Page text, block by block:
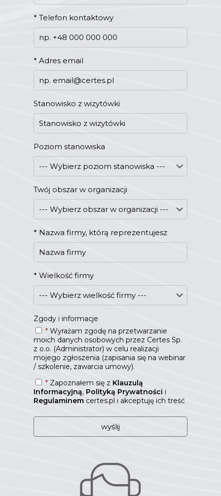
* Telefon kontaktowy
* Adres email
Stanowisko z wizytówki
Poziom stanowiska
Twój obszar w organizacji
* Nazwa firmy, którą reprezentujesz
* Wielkość firmy
Zgody i informacje
* Wyrażam zgodę na przetwarzanie
moich danych osobowych przez Certes Sp.
z o.o. (Administrator) w celu realizacji
mojego zgłoszenia (zapisania się na webinar
/ szkolenie, zawarcia umowy).
* Zapoznałem się z Klauzulą
Informacyjną, Polityką Prywatności i
Regulaminem certes.pl i akceptuję ich treść
W
b